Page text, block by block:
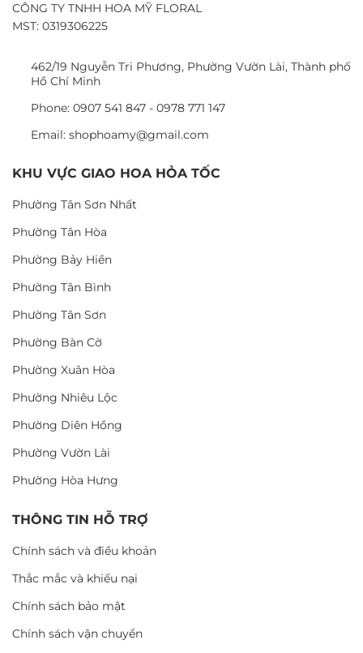
CÔNG TY TNHH HOA MỸ FLORAL
MST: 0319306225
462/19 Nguyễn Tri Phương, Phường Vườn Lài, Thành phố
Hồ Chí Minh
Phone: 0907 541 847 - 0978 771 147
Email: shophoamy@gmail.com
KHU VỰC GIAO HOA HỎA TỐC
Phường Tân Sơn Nhất
Phường Tân Hòa
Phường Bảy Hiền
Phường Tân Bình
Phường Tân Sơn
Phường Bàn Cờ
Phường Xuân Hòa
Phường Nhiêu Lộc
Phường Diên Hồng
Phường Vườn Lài
Phường Hòa Hưng
THÔNG TIN HỖ TRỢ
Chính sách và điều khoản
Thắc mắc và khiếu nại
Chính sách bảo mật
Chính sách vận chuyển